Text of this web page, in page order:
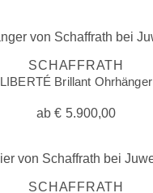
SCHAFFRATH
LIBERTÉ Brillant Ohrhänger
ab € 5.900,00
SCHAFFRATH